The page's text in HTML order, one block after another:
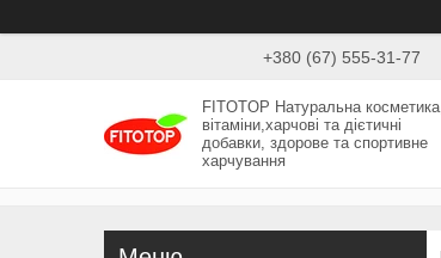
+380 (67) 555-31-77
FITOTOP Натуральна косметика,
вітаміни,харчові та дієтичні
добавки, здорове та спортивне
харчування